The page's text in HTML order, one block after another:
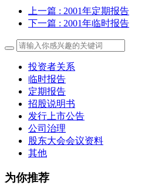
上一篇 : 2001年定期报告
下一篇 : 2001年临时报告
投资者关系
临时报告
定期报告
招股说明书
发行上市公告
公司治理
股东大会会议资料
其他
为你推荐